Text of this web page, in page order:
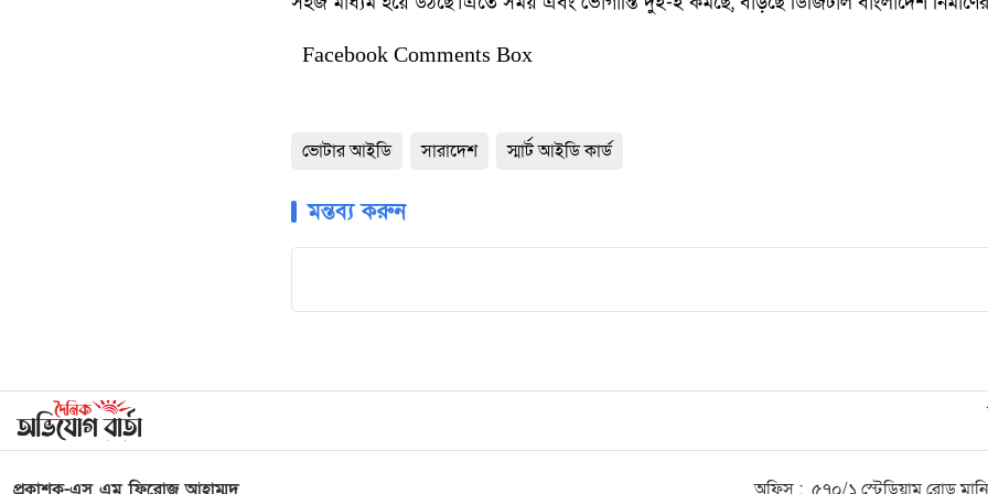
Facebook Comments Box
ভোটার আইডি সারাদেশ স্মার্ট আইডি কার্ড
মন্তব্য করুন